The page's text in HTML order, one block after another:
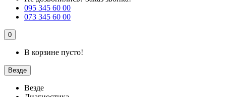
095 345 60 00
073 345 60 00
0
В корзине пусто!
Везде
Везде